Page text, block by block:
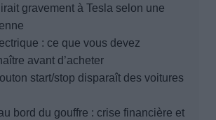
gravement à Tesla selon une
: ce que vous devez
avant d’acheter
start/stop disparaît des voitures
bord du gouffre : crise financière et